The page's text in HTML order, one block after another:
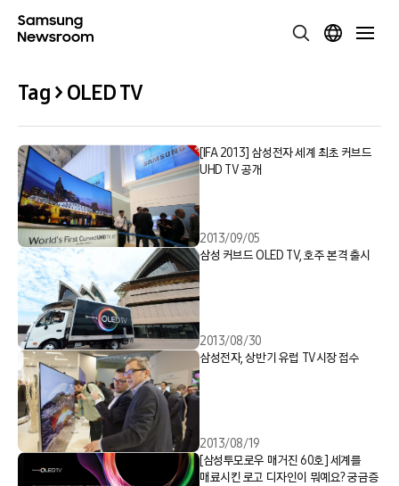
Tag > OLED TV
[IFA 2013] 삼성전자 세계 최초 커브드
UHD TV 공개
2013/09/05
삼성 커브드 OLED TV, 호주 본격 출시
2013/08/30
삼성전자, 상반기 유럽 TV시장 접수
2013/08/19
[삼성투모로우 매거진 60호] 세계를
매료시킨 로고 디자인이 뭐예요? 궁금증